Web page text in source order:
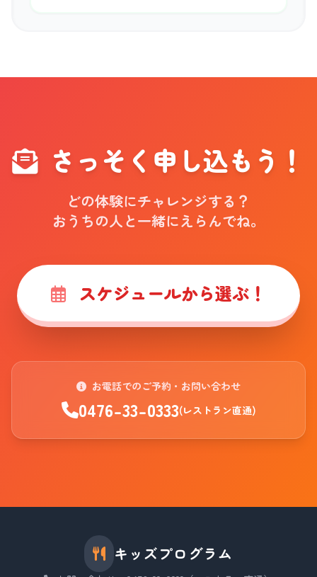
さっそく申し込もう！
どの体験にチャレンジする？
おうちの人と一緒にえらんでね。
スケジュールから選ぶ！
お電話でのご予約・お問い合わせ
0476-33-0333(レストラン直通)
キッズプログラム